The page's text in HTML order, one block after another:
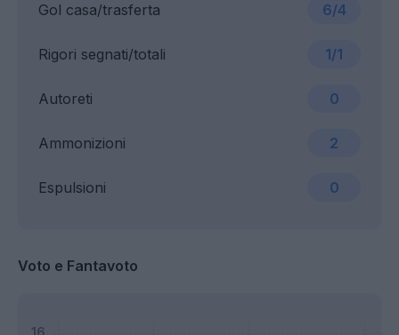
Gol casa/trasferta 6/4
Ammonizioni 2
Rigori segnati/totali 1/1
Espulsioni 0
Autoreti 0
Voto e Fantavoto